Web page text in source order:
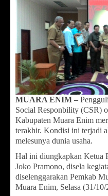
MUARA ENIM –
Social Responbility (CSR)
Kabupaten Muara Enim
terakhir. Kondisi ini terjadi
melesunya dunia usaha.
Hal ini diungkapkan Ketua
Joko Pramono, disela
diselenggarakan Pemkab
Muara Enim, Selasa (31/10/